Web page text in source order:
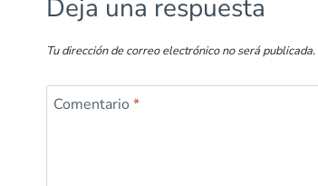
Deja una respuesta
Tu dirección de correo electrónico no será publicada.
Comentario *